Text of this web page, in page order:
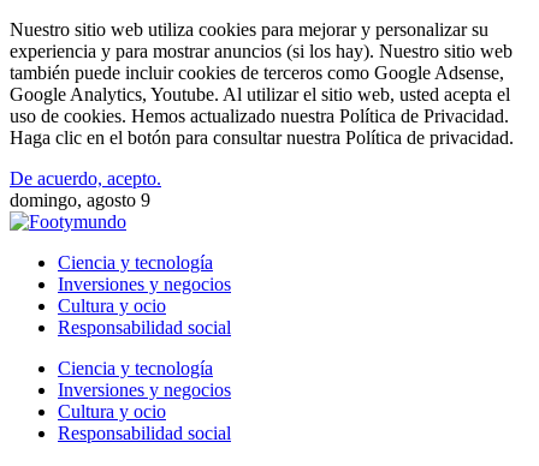
Nuestro sitio web utiliza cookies para mejorar y personalizar su
experiencia y para mostrar anuncios (si los hay). Nuestro sitio web
también puede incluir cookies de terceros como Google Adsense,
Google Analytics, Youtube. Al utilizar el sitio web, usted acepta el
uso de cookies. Hemos actualizado nuestra Política de Privacidad.
Haga clic en el botón para consultar nuestra Política de privacidad.
De acuerdo, acepto.
domingo, agosto 9
Ciencia y tecnología
Inversiones y negocios
Cultura y ocio
Responsabilidad social
Ciencia y tecnología
Inversiones y negocios
Cultura y ocio
Responsabilidad social